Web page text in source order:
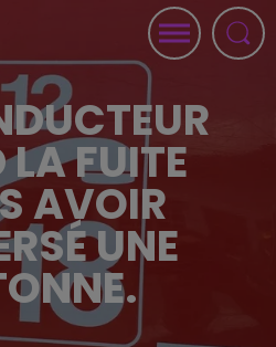
LA FUITE
AVOIR
UNE